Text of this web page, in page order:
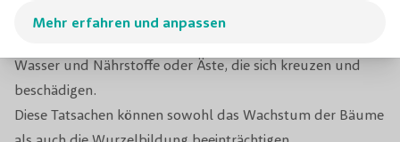
Mehr erfahren und anpassen
im Weg stehen. Hierdurch entstehen Schwierigkeiten, wie
Wasser und Nährstoffe oder Äste, die sich kreuzen und
beschädigen.
Diese Tatsachen können sowohl das Wachstum der Bäume